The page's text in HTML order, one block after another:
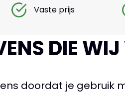
Vaste prijs
DIE
doordat je gebruik